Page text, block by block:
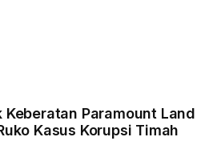
Keberatan Paramount Land
Kasus Korupsi Timah